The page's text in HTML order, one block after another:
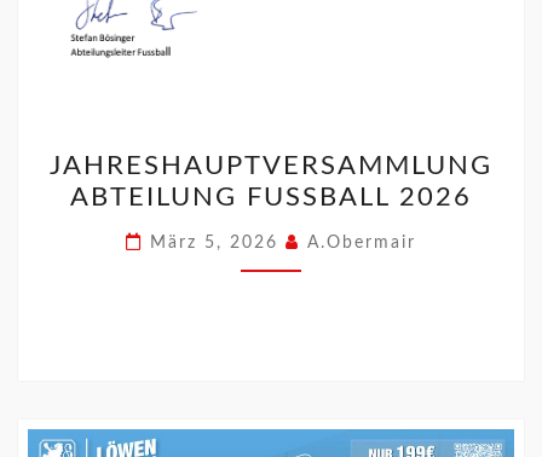
JAHRESHAUPTVERSAMMLUNG
ABTEILUNG FUSSBALL 2026
März 5, 2026 A.Obermair